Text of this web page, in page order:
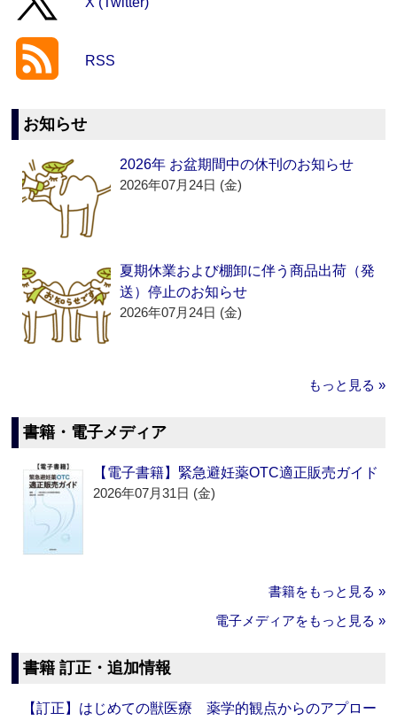
RSS
お知らせ
2026年 お盆期間中の休刊のお知らせ
2026年07月24日 (金)
夏期休業および棚卸に伴う商品出荷（発
送）停止のお知らせ
2026年07月24日 (金)
もっと見る »
書籍・電子メディア
【電子書籍】緊急避妊薬OTC適正販売ガイド
2026年07月31日 (金)
書籍をもっと見る »
電子メディアをもっと見る »
書籍 訂正・追加情報
【訂正】はじめての獣医療 薬学的観点からのアプロー